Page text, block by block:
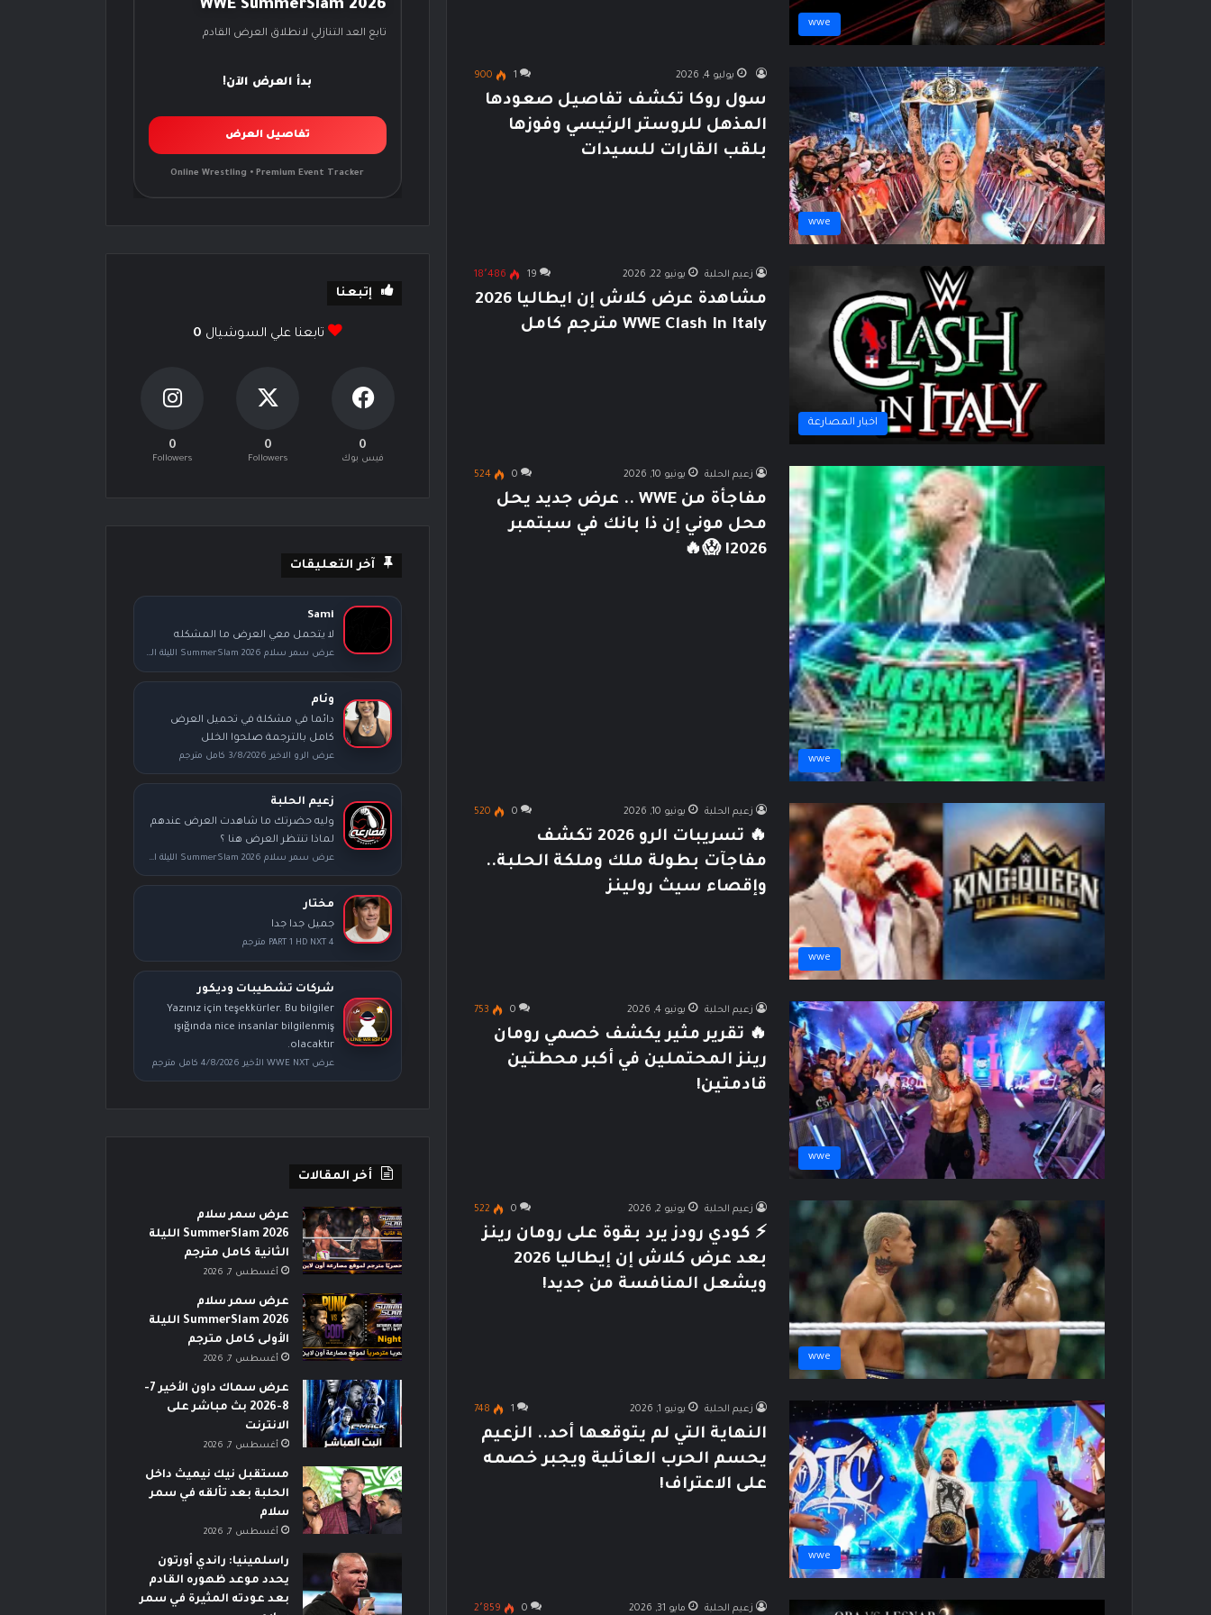
wwe
wwe
يوليو 4, 2026 1
900
سول روكا تكشف تفاصيل صعودها
المذهل للروستر الرئيسي وفوزها
بلقب القارات للسيدات
اخبار المصارعة
زعيم الحلبة يونيو 22, 2026 19 18٬486
مشاهدة عرض كلاش إن ايطاليا 2026
WWE Clash In Italy مترجم كامل
wwe
زعيم الحلبة يونيو 10, 2026 0
524
مفاجأة من WWE .. عرض جديد يحل
محل موني إن ذا بانك في سبتمبر
2026! 😱🔥
wwe
زعيم الحلبة يونيو 10, 2026 0
520
🔥 تسريبات الرو 2026 تكشف
مفاجآت بطولة ملك وملكة الحلبة..
وإقصاء سيث رولينز
wwe
زعيم الحلبة يونيو 4, 2026 0
753
🔥 تقرير مثير يكشف خصمي رومان
رينز المحتملين في أكبر محطتين
قادمتين!
wwe
زعيم الحلبة يونيو 2, 2026 0
522
⚡ كودي رودز يرد بقوة على رومان رينز
بعد عرض كلاش إن إيطاليا 2026
ويشعل المنافسة من جديد!
wwe
زعيم الحلبة يونيو 1, 2026 1
748
النهاية التي لم يتوقعها أحد.. الزعيم
يحسم الحرب العائلية ويجبر خصمه
على الاعتراف!
زعيم الحلبة مايو 31, 2026 0 2٬859
WWE SummerSlam 2026
تابع العد التنازلي لانطلاق العرض القادم
بدأ العرض الآن!
تفاصيل العرض
Online Wrestling • Premium Event Tracker
إتبعنا
تابعنا علي السوشيال 0
0
فيس بوك
0
Followers
0
Followers
آخر التعليقات
Sami
لا يتحمل معي العرض ما المشكله
عرض سمر سلام SummerSlam 2026 الليلة الثانية كامل مترجم
وئام
دائما في مشكلة في تحميل العرض
كامل بالترجمة صلحوا الخلل
عرض الرو الاخير 3/8/2026 كامل مترجم
زعيم الحلبة
وليه حضرتك ما شاهدت العرض عندهم
لماذا تنتظر العرض هنا ؟
عرض سمر سلام SummerSlam 2026 الليلة الأولى كامل مترجم
مختار
جميل جدا جدا
PART 1 HD NXT 4 مترجم
شركات تشطيبات وديكور
Yazınız için teşekkürler. Bu bilgiler
ışığında nice insanlar bilgilenmiş
olacaktır.
عرض WWE NXT الأخير 4/8/2026 كامل مترجم
أخر المقالات
عرض سمر سلام
SummerSlam 2026 الليلة
الثانية كامل مترجم
أغسطس 7, 2026
عرض سمر سلام
SummerSlam 2026 الليلة
الأولى كامل مترجم
أغسطس 7, 2026
عرض سماك داون الأخير 7-
8-2026 بث مباشر على
الانترنت
أغسطس 7, 2026
مستقبل نيك نيميث داخل
الحلبة بعد تألقه في سمر
سلام
أغسطس 7, 2026
راسلمينيا: راندي أورتون
يحدد موعد ظهوره القادم
بعد عودته المثيرة في سمر